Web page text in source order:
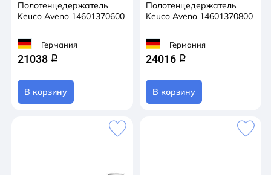
Полотенцедержатель
Keuco Aveno 14601370600
Германия
21038 q
В корзину
Полотенцедержатель
Keuco Aveno 14601370800
Германия
24016 q
В корзину